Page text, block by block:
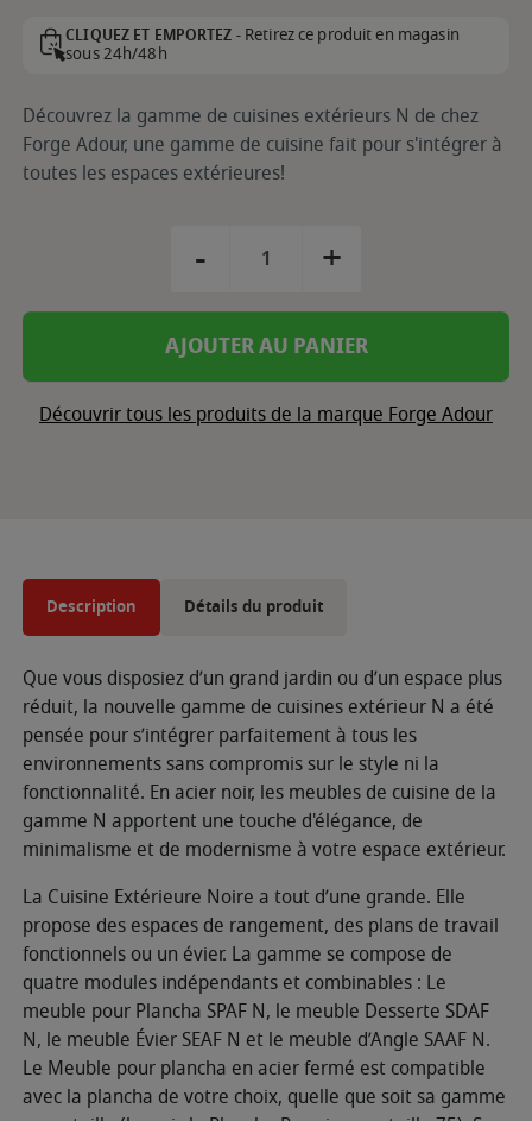
CLIQUEZ ET EMPORTEZ -Retirez ce produit en magasin
sous 24h/48h
Découvrez la gamme de cuisines extérieurs N de chez
Forge Adour, une gamme de cuisine fait pour s'intégrer à
toutes les espaces extérieures!
- +
AJOUTER AU PANIER
Découvrir tous les produits de la marque Forge Adour
Description Détails du produit
Que vous disposiez d’un grand jardin ou d’un espace plus
réduit, la nouvelle gamme de cuisines extérieur N a été
pensée pour s’intégrer parfaitement à tous les
environnements sans compromis sur le style ni la
fonctionnalité. En acier noir, les meubles de cuisine de la
gamme N apportent une touche d'élégance, de
minimalisme et de modernisme à votre espace extérieur.
La Cuisine Extérieure Noire a tout d’une grande. Elle
propose des espaces de rangement, des plans de travail
fonctionnels ou un évier. La gamme se compose de
quatre modules indépendants et combinables : Le
meuble pour Plancha SPAF N, le meuble Desserte SDAF
N, le meuble Évier SEAF N et le meuble d’Angle SAAF N.
Le Meuble pour plancha en acier fermé est compatible
avec la plancha de votre choix, quelle que soit sa gamme